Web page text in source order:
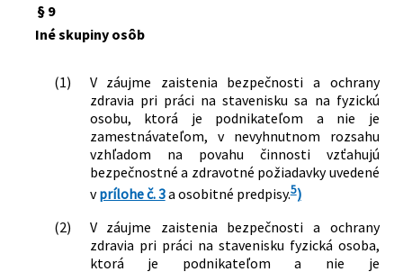
§ 9
Iné skupiny osôb
(1)
V záujme zaistenia bezpečnosti a ochrany
zdravia pri práci na stavenisku sa na fyzickú
osobu, ktorá je podnikateľom a nie je
zamestnávateľom, v nevyhnutnom rozsahu
vzhľadom na povahu činnosti vzťahujú
bezpečnostné a zdravotné požiadavky uvedené
vprílohe č. 3a osobitné predpisy.5)
(2)
V záujme zaistenia bezpečnosti a ochrany
zdravia pri práci na stavenisku fyzická osoba,
ktorá je podnikateľom a nie je